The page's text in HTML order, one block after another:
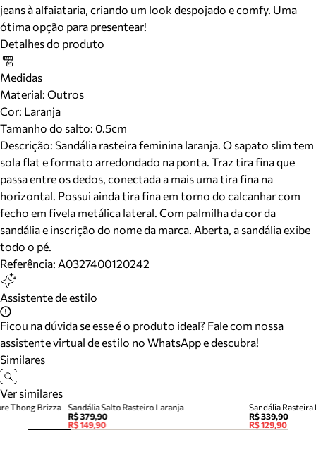
jeans à alfaiataria, criando um look despojado e comfy. Uma
ótima opção para presentear!
Detalhes do produto
Medidas
Material: Outros
Cor: Laranja
Tamanho do salto: 0.5cm
Descrição: Sandália rasteira feminina laranja. O sapato slim tem
sola flat e formato arredondado na ponta. Traz tira fina que
passa entre os dedos, conectada a mais uma tira fina na
horizontal. Possui ainda tira fina em torno do calcanhar com
fecho em fivela metálica lateral. Com palmilha da cor da
sandália e inscrição do nome da marca. Aberta, a sandália exibe
todo o pé.
Referência: A0327400120242
Assistente de estilo
Ficou na dúvida se esse é o produto ideal? Fale com nossa
assistente virtual de estilo no WhatsApp e descubra!
Similares
Ver similares
Sandália Salto Rasteiro Laranja
R$ 379,90
R$ 149,90
Sandália
R$ 339,90
R$ 129,90
Thong Brizza